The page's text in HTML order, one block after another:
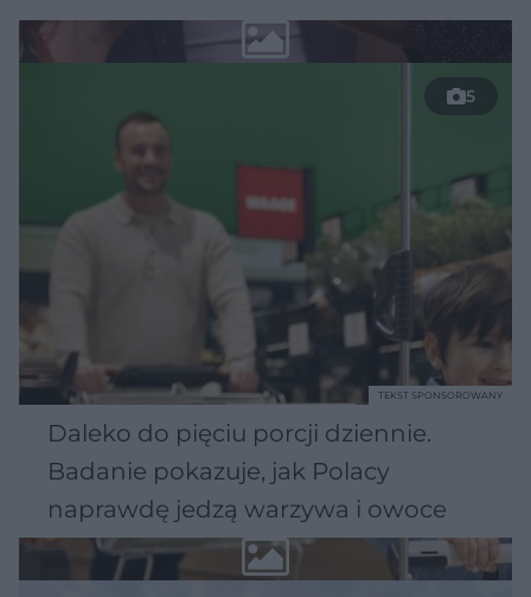
5
Daleko do pięciu porcji dziennie.
Badanie pokazuje, jak Polacy
naprawdę jedzą warzywa i owoce
TEKST SPONSOROWANY